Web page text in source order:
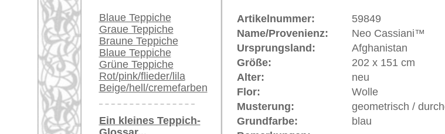
sagenhafte Teppich "Frühling des Khosrow" des Sassanidenkönigs. Die Teppiche sind in
Felder eingeteilt, meist von Wassergräben durchzogen. In den Schnittpunkten befinden sich
häufig Bassins, in denen manchmal auch Springbrunnen wiedergegeben werden. Die Gräben
(in denen oft Fische und Enten schwimmen) sind von Büschen und Blumen flankiert.
Insgesamt sind Gartenteppiche ein Ausdruck der besonderen Liebe der Perser zur floralen
Schönheit, die in fantastisch angelegten Gärten gipfelte.
Teppiche.tv - große moderne Teppiche | neue und antike Orientteppiche -
Kundenservice: